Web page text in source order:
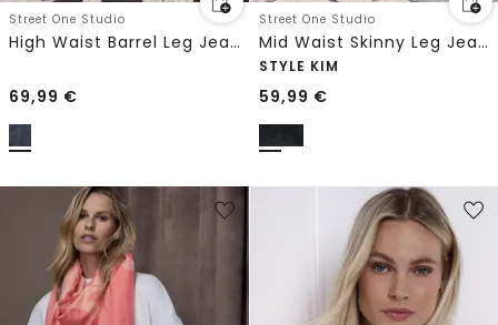
Street One Studio
High Waist Barrel Leg Jeans im Loose Fit
69,99 €
Street One Studio
Mid Waist Skinny Leg Jeans im Skinny Fit
STYLE KIM
59,99 €